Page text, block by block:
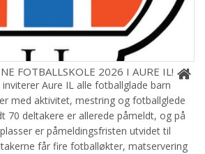
FOTBALLSKOLE 2026 I AURE IL!
inviterer Aure IL alle fotballglade barn
med aktivitet, mestring og fotballglede
70 deltakere er allerede påmeldt, og på
er påmeldingsfristen utvidet til
får fire fotballøkter, matservering